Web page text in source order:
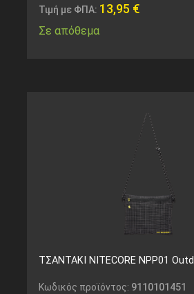
Τιμή με ΦΠΑ: 13,95 €
Σε απόθεμα
ΤΣΑΝΤΑΚΙ NITECORE NPP01
Κωδικός προϊόντος: 9110101451